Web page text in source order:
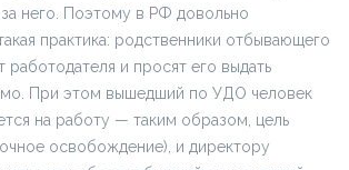
за него. Поэтому в РФ довольно
практика: родственники отбывающего
работодателя и просят его выдать
При этом вышедший по УДО человек
на работу — таким образом, цель
освобождение), и директору